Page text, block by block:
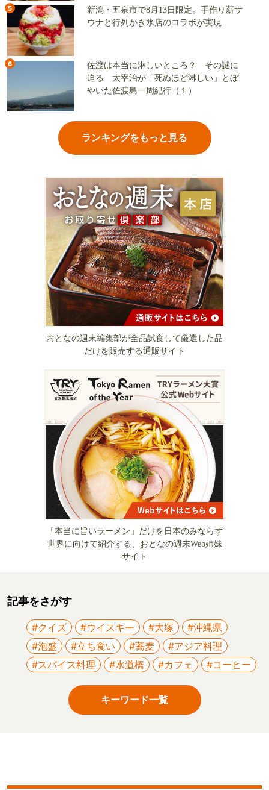
5
新潟・五泉市で8月13日限定。手作り薪サ
ウナと行列かき氷店のコラボが実現
6
佐渡は本当に淋しいところ？ その謎に
迫る 太宰治が「死ぬほど淋しい」とぼ
やいた佐渡島一周紀行（１）
ランキングをもっと見る
おとなの週末編集部が全品試食して厳選した品
だけを販売する通販サイト
「本当に旨いラーメン」だけを日本のみならず
世界に向けて紹介する、おとなの週末Web姉妹
サイト
記事をさがす
#クイズ #ウイスキー #大塚
#沖縄県
#泡盛
#立ち食い #蕎麦
#アジア料理
#スパイス料理
#水道橋 #カフェ #コーヒー
キーワード一覧